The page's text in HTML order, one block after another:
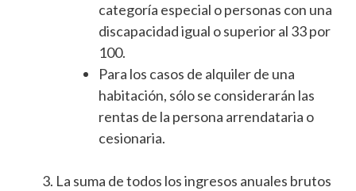
categoría especial o personas con una
discapacidad igual o superior al 33 por
100.
Para los casos de alquiler de una
habitación, sólo se considerarán las
rentas de la persona arrendataria o
cesionaria.
La suma de todos los ingresos anuales brutos